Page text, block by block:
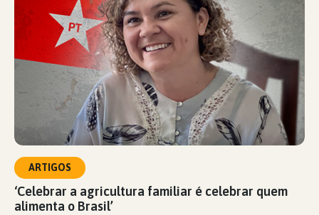
ARTIGOS
‘Celebrar a agricultura familiar é celebrar quem
alimenta o Brasil’